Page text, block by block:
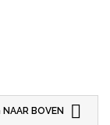
NAAR BOVEN 